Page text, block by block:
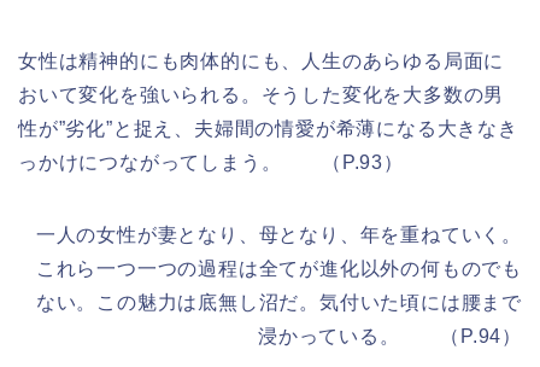
女性は精神的にも肉体的にも、人生のあらゆる局面に
おいて変化を強いられる。そうした変化を大多数の男
性が”劣化”と捉え、夫婦間の情愛が希薄になる大きなき
っかけにつながってしまう。 （P.93）
一人の女性が妻となり、母となり、年を重ねていく。
これら一つ一つの過程は全てが進化以外の何ものでも
ない。この魅力は底無し沼だ。気付いた頃には腰まで
浸かっている。 （P.94）